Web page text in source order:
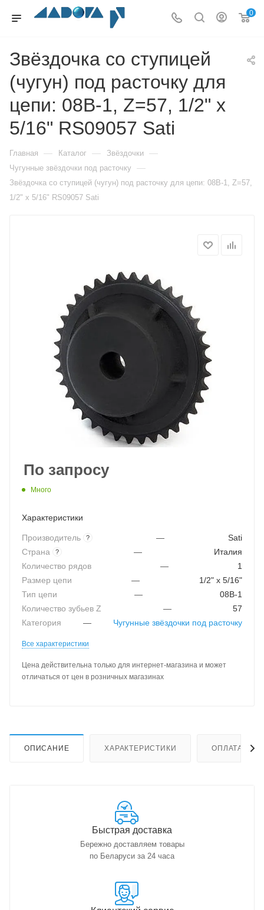
0
Звёздочка со ступицей
(чугун) под расточку для
цепи: 08B-1, Z=57, 1/2" x
5/16" RS09057 Sati
Главная — Каталог — Звёздочки —
Чугунные звёздочки под расточку —
Звёздочка со ступицей (чугун) под расточку для цепи: 08B-1, Z=57,
1/2" x 5/16" RS09057 Sati
По запросу
Много
Характеристики
Производитель ? —
Sati
Страна
? —
Италия
Количество рядов
—
1
Размер цепи
—
1/2" x 5/16"
Тип цепи
—
08B-1
Количество зубьев Z
—
57
Категория
— Чугунные звёздочки под расточку
Все характеристики
Цена действительна только для интернет-магазина и может
отличаться от цен в розничных магазинах
ОПИСАНИЕ ХАРАКТЕРИСТИКИ ОПЛАТА
Быстрая доставка
Бережно доставляем товары
по Беларуси за 24 часа